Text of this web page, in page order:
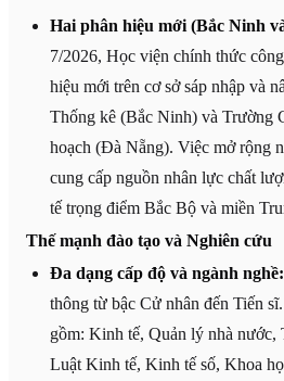
Hai phân hiệu mới (Bắc Ninh
7/2026, Học viện chính thức
hiệu mới trên cơ sở sáp nhập và
Thống kê (Bắc Ninh) và Trường
hoạch (Đà Nẵng). Việc mở rộng
cung cấp nguồn nhân lực chất
tế trọng điểm Bắc Bộ và miền
Thế mạnh đào tạo và Nghiên cứu
Đa dạng cấp độ và ngành nghề:
thông từ bậc Cử nhân đến Tiến
gồm: Kinh tế, Quản lý nhà nước,
Luật Kinh tế, Kinh tế số, Khoa